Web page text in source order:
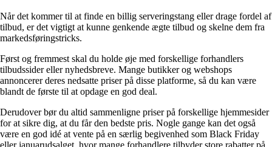
Når det kommer til at finde en billig serveringstang eller drage fordel af
tilbud, er det vigtigt at kunne genkende ægte tilbud og skelne dem fra
markedsføringstricks.
Først og fremmest skal du holde øje med forskellige forhandlers
tilbudssider eller nyhedsbreve. Mange butikker og webshops
annoncerer deres nedsatte priser på disse platforme, så du kan være
blandt de første til at opdage en god deal.
Derudover bør du altid sammenligne priser på forskellige hjemmesider
for at sikre dig, at du får den bedste pris. Nogle gange kan det også
være en god idé at vente på en særlig begivenhed som Black Friday